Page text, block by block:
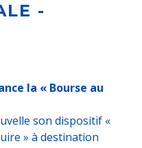
-
la « Bourse au
son dispositif «
» à destination